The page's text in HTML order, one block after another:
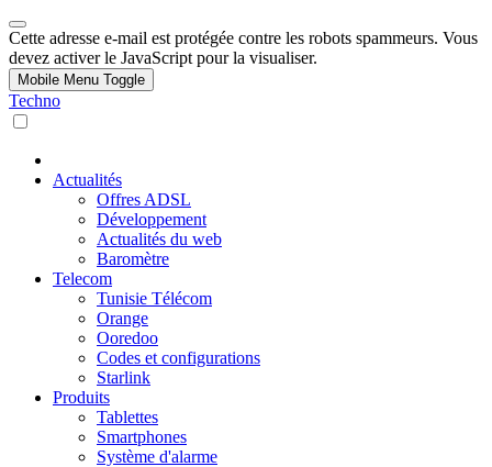
Cette adresse e-mail est protégée contre les robots spammeurs. Vous
devez activer le JavaScript pour la visualiser.
Mobile Menu Toggle
Techno
Actualités
Offres ADSL
Développement
Actualités du web
Baromètre
Telecom
Tunisie Télécom
Orange
Ooredoo
Codes et configurations
Starlink
Produits
Tablettes
Smartphones
Système d'alarme